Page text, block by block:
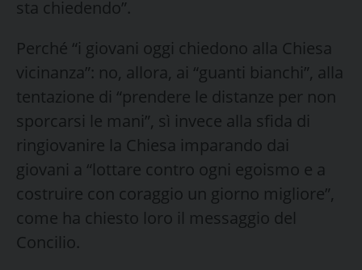
sta chiedendo”.
Perché “i giovani oggi chiedono alla Chiesa
vicinanza”: no, allora, ai “guanti bianchi”, alla
tentazione di “prendere le distanze per non
sporcarsi le mani”, sì invece alla sfida di
ringiovanire la Chiesa imparando dai
giovani a “lottare contro ogni egoismo e a
costruire con coraggio un giorno migliore”,
come ha chiesto loro il messaggio del
Concilio.